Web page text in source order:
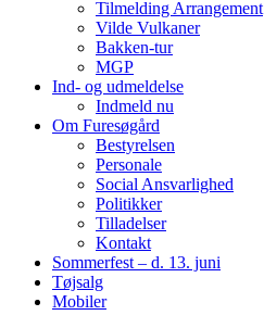
Tilmelding Arrangement
Vilde Vulkaner
Bakken-tur
MGP
Ind- og udmeldelse
Indmeld nu
Om Furesøgård
Bestyrelsen
Personale
Social Ansvarlighed
Politikker
Tilladelser
Kontakt
Sommerfest – d. 13. juni
Tøjsalg
Mobiler